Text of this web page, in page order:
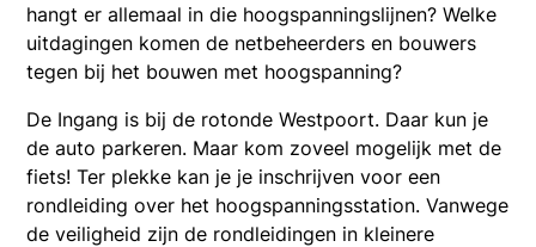
hangt er allemaal in die hoogspanningslijnen? Welke
uitdagingen komen de netbeheerders en bouwers
tegen bij het bouwen met hoogspanning?
De Ingang is bij de rotonde Westpoort. Daar kun je
de auto parkeren. Maar kom zoveel mogelijk met de
fiets! Ter plekke kan je je inschrijven voor een
rondleiding over het hoogspanningsstation. Vanwege
de veiligheid zijn de rondleidingen in kleinere